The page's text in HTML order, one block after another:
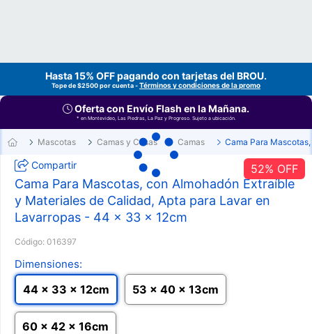
Hasta 15% OFF pagando con tarjetas del BROU.
Tope de $2500 por cuenta -Términos y condiciones de la promo
Oferta con Envío Flash en la Mañana.
* en Montevideo, Las Piedras, La Paz y Progreso. Sujeto a ubicación.
Mascotas Camas y Casas Camas Cama Para Mascotas,
Compartir 52% OFF
Cama Para Mascotas, con Almohadón Extraíble
y Materiales de Calidad, Apta para Lavar en
Lavarropas - 44 x 33 x 12cm
Código: 016397
Dimensiones:
44 x 33 x 12cm 53 x 40 x 13cm
60 x 42 x 16cm